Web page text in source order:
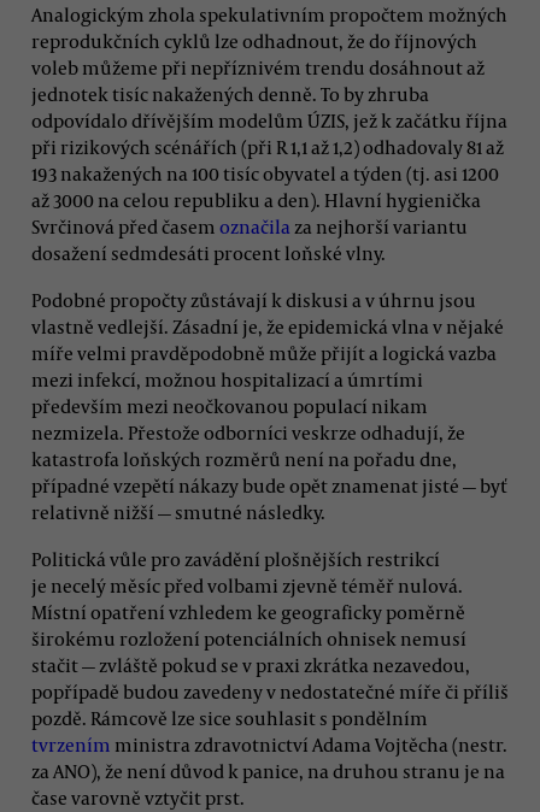
Analogickým zhola spekulativním propočtem možných
reprodukčních cyklů lze odhadnout, že do říjnových
voleb můžeme při nepříznivém trendu dosáhnout až
jednotek tisíc nakažených denně. To by zhruba
odpovídalo dřívějším modelům ÚZIS, jež k začátku října
při rizikových scénářích (při R 1,1 až 1,2) odhadovaly 81 až
193 nakažených na 100 tisíc obyvatel a týden (tj. asi 1200
až 3000 na celou republiku a den). Hlavní hygienička
Svrčinová před časem označila za nejhorší variantu
dosažení sedmdesáti procent loňské vlny.
Podobné propočty zůstávají k diskusi a v úhrnu jsou
vlastně vedlejší. Zásadní je, že epidemická vlna v nějaké
míře velmi pravděpodobně může přijít a logická vazba
mezi infekcí, možnou hospitalizací a úmrtími
především mezi neočkovanou populací nikam
nezmizela. Přestože odborníci veskrze odhadují, že
katastrofa loňských rozměrů není na pořadu dne,
případné vzepětí nákazy bude opět znamenat jisté — byť
relativně nižší — smutné následky.
Politická vůle pro zavádění plošnějších restrikcí
je necelý měsíc před volbami zjevně téměř nulová.
Místní opatření vzhledem ke geograficky poměrně
širokému rozložení potenciálních ohnisek nemusí
stačit — zvláště pokud se v praxi zkrátka nezavedou,
popřípadě budou zavedeny v nedostatečné míře či příliš
pozdě. Rámcově lze sice souhlasit s pondělním
tvrzením ministra zdravotnictví Adama Vojtěcha (nestr.
za ANO), že není důvod k panice, na druhou stranu je na
čase varovně vztyčit prst.